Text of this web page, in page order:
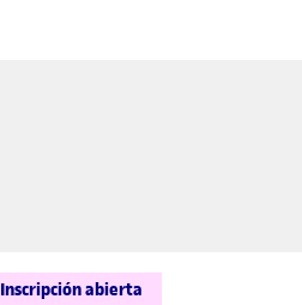
Inscripción abierta